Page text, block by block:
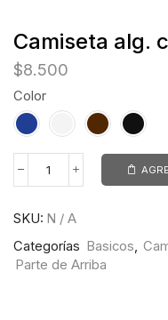
Camiseta alg.
$8.500
Color
SKU: N / A
Categorías Basicos,
Parte de Arriba